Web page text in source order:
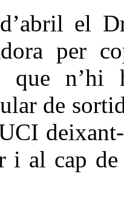
el
per
que
de
i al cap